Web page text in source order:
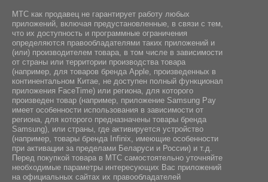
МТС как продавец не гарантирует работу любых
приложений, включая предустановленные, в связи с тем,
что их доступность и программные ограничения
определяются правообладателями таких приложений и
(или) производителем товара, в том числе в зависимости
от страны или территории производства товара
(например, для товаров бренда Apple, произведенных в
континентальном Китае, не доступен полный функционал
приложения FaceTime) или региона, для которого
произведен товар (например, приложение Samsung Pay
имеет особенности использования в зависимости от
региона, для которого предназначены товары бренда
Samsung), или страны, где активируется устройство
(например, товары бренда Infiniх, имеющие особенности
при активации за пределами Беларуси и России) и т.д.
Перед покупкой товара в МТС самостоятельно уточняйте
необходимые параметры интересующих Вас приложений
на официальных сайтах их правообладателей